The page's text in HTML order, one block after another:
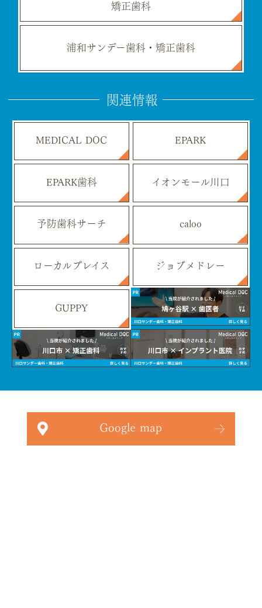
矯正歯科
浦和サンデー歯科・矯正歯科
関連情報
MEDICAL DOC EPARK
EPARK歯科 イオンモール川口
予防歯科サーチ caloo
ローカルプレイス ジョブメドレー
GUPPY
Google map